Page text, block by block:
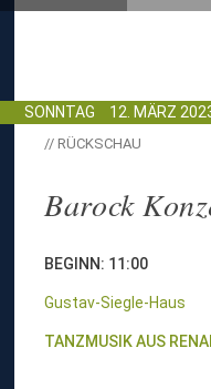
SONNTAG 12. MÄRZ
// RÜCKSCHAU
Barock
BEGINN: 11:00
Gustav-Siegle-Haus
TANZMUSIK AUS